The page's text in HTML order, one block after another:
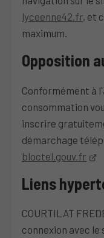
lyceenne42.fr, et
maximum.
Opposition
Conformément à
consommation
inscrire
démarchage
bloctel.gouv.fr
Liens
COURTILAT
connexion avec